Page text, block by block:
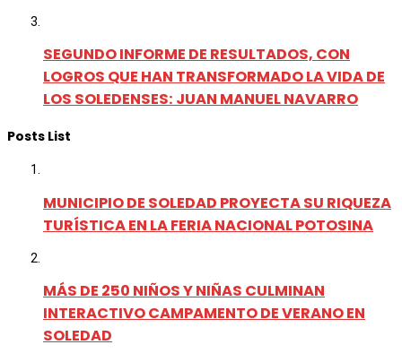
SEGUNDO INFORME DE RESULTADOS, CON
LOGROS QUE HAN TRANSFORMADO LA VIDA DE
LOS SOLEDENSES: JUAN MANUEL NAVARRO
Posts List
MUNICIPIO DE SOLEDAD PROYECTA SU RIQUEZA
TURÍSTICA EN LA FERIA NACIONAL POTOSINA
MÁS DE 250 NIÑOS Y NIÑAS CULMINAN
INTERACTIVO CAMPAMENTO DE VERANO EN
SOLEDAD